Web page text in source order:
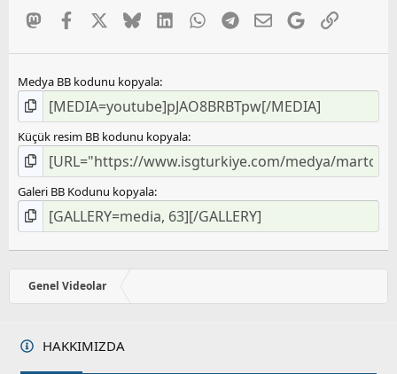
MastodonFacebook BlueskyLinkedInWhatsAppTelegram
E-postaGoogleLink
Medya BB kodunu kopyala
Küçük resim BB kodunu kopyala
Galeri BB Kodunu kopyala
Genel Videolar
HAKKIMIZDA